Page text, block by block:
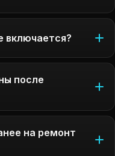
включается?
после
на ремонт